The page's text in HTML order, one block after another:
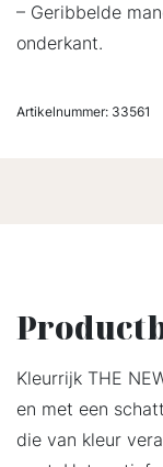
– Geribbelde
onderkant.
Artikelnummer: 33561
Kleurrijk THE
en met een
die van kleur